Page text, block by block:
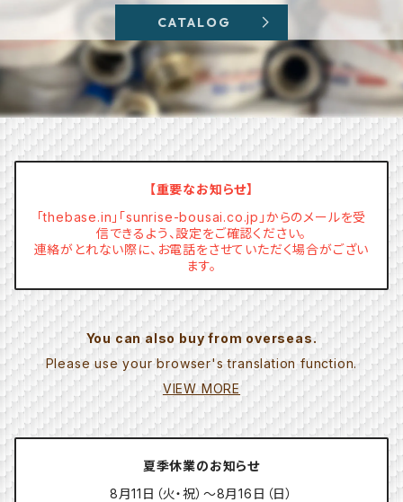
CATALOG
【重要なお知らせ】
「thebase.in」「sunrise-bousai.co.jp」からのメールを受
信できるよう、設定をご確認ください。
連絡がとれない際に、お電話をさせていただく場合がござい
ます。
You can also buy from overseas.
Please use your browser's translation function.
VIEW MORE
夏季休業のお知らせ
8月11日（火・祝）～8月16日（日）